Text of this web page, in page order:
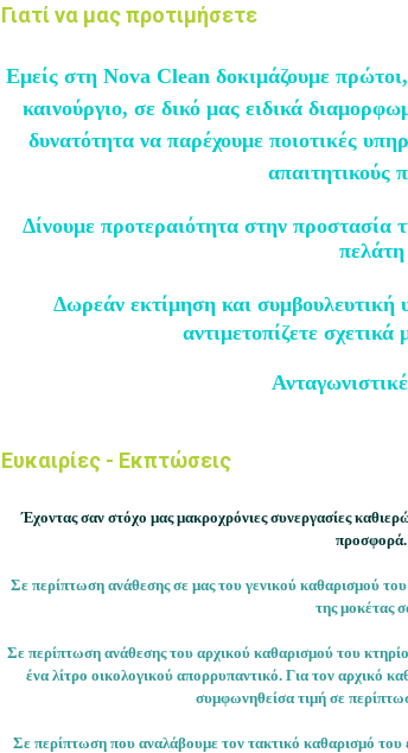
Γιατί να μας προτιμήσετε
Εμείς στη Nova Clean δοκιμάζουμε
καινούργιο, σε δικό μας ειδικά
δυνατότητα να παρέχουμε ποιοτικές
απαιτητικούς
Δίνουμε προτεραιότητα στην προστασία
πελάτη
Δωρεάν εκτίμηση και
αντιμετοπίζετε
Ευκαιρίες - Εκπτώσεις
Έχοντας σαν στόχο μας μακροχρόνιες συνεργασίες
προσφορά.
Σε περίπτωση ανάθεσης σε μας του γενικού καθαρισμού
της μοκέτας
Σε περίπτωση ανάθεσης του αρχικού καθαρισμού του
ένα λίτρο οικολογικού απορρυπαντικό. Για τον αρχικό
συμφωνηθείσα τιμή σε
Σε περίπτωση που αναλάβουμε τον τακτικό καθαρισμό